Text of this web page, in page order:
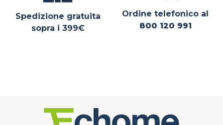
Spedizione gratuita
sopra i 399€
Ordine telefonico al
800 120 991